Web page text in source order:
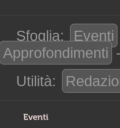
Sfoglia: Eventi
Approfondimenti -
Utilità:
Eventi